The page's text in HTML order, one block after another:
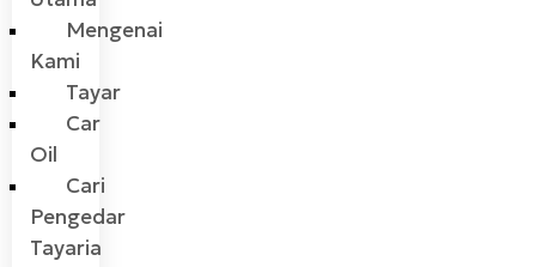
Mengenai
Kami
Tayar
Car
Oil
Cari
Pengedar
Tayaria